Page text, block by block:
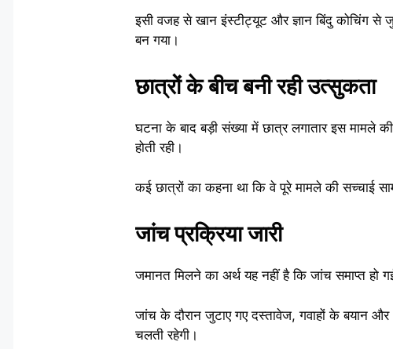
इसी वजह से खान इंस्टीट्यूट और ज्ञान बिंदु कोचिंग से
बन गया।
छात्रों के बीच बनी रही उत्सुकता
घटना के बाद बड़ी संख्या में छात्र लगातार इस मामले
होती रही।
कई छात्रों का कहना था कि वे पूरे मामले की सच्चाई
जांच प्रक्रिया जारी
जमानत मिलने का अर्थ यह नहीं है कि जांच समाप्त हो
जांच के दौरान जुटाए गए दस्तावेज, गवाहों के बयान और
चलती रहेगी।